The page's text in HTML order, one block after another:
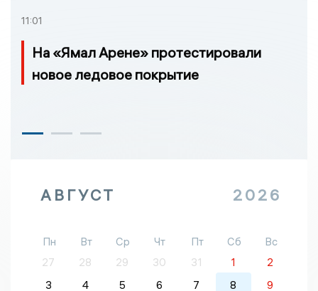
11:01
На «Ямал Арене» протестировали
новое ледовое покрытие
АВГУСТ 2026
Пн Вт Ср Чт Пт Сб
Вс
27
28 29 30 31 1
2
3
4 5 6 7 8
9